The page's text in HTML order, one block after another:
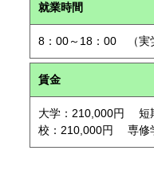
就業時間
8：00～18：00 （実
賃金
大学：210,000円 短
校：210,000円 専修